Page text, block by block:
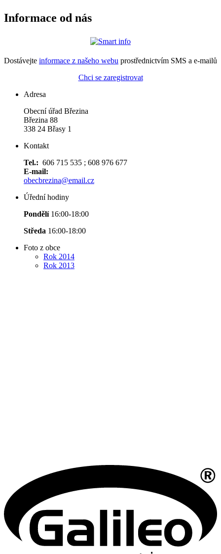
Informace od nás
Dostávejte informace z našeho webu prostřednictvím SMS a e-mailů
Chci se zaregistrovat
Adresa
Obecní úřad Březina
Březina 88
338 24 Břasy 1
Kontakt
Tel.: 606 715 535 ; 608 976 677
E-mail:
obecbrezina@email.cz
Úřední hodiny
Pondělí 16:00-18:00
Středa 16:00-18:00
Foto z obce
Rok 2014
Rok 2013